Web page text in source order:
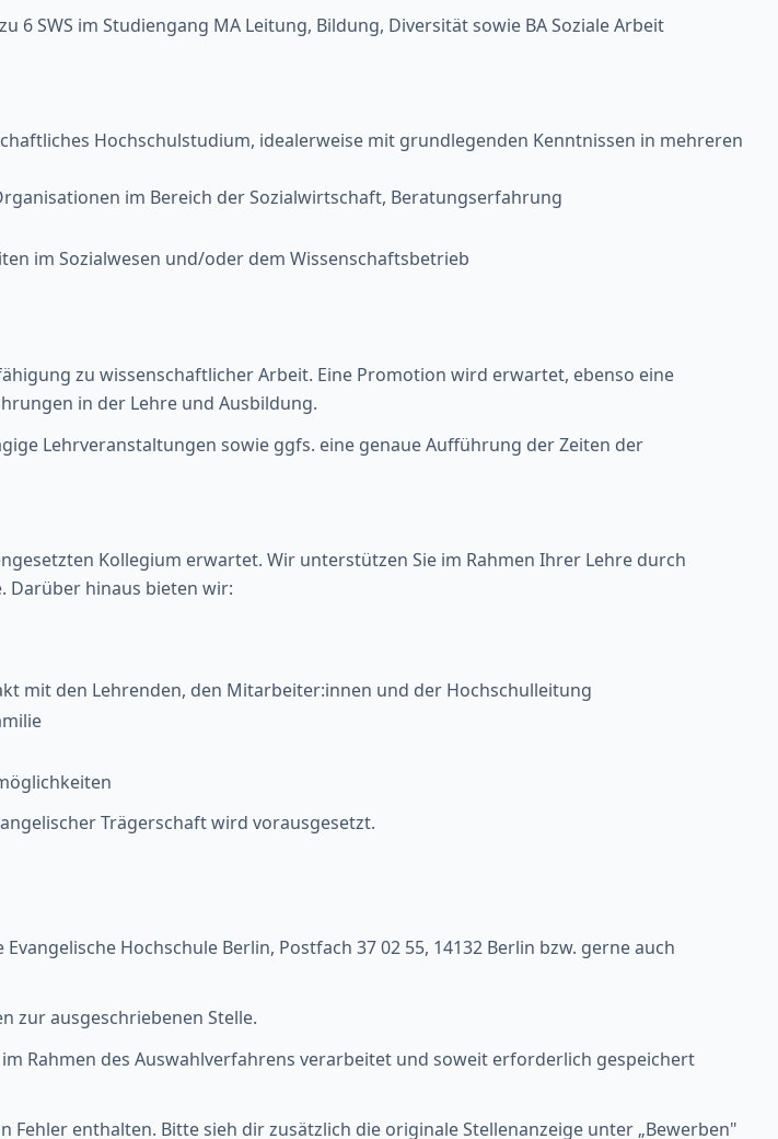
SWS im Studiengang MA Leitung, Bildung, Diversität sowie BA Soziale Arbeit
Hochschulstudium, idealerweise mit grundlegenden Kenntnissen in mehreren
im Bereich der Sozialwirtschaft, Beratungserfahrung
im Sozialwesen und/oder dem Wissenschaftsbetrieb
zu wissenschaftlicher Arbeit. Eine Promotion wird erwartet, ebenso eine
in der Lehre und Ausbildung.
Lehrveranstaltungen sowie ggfs. eine genaue Aufführung der Zeiten der
Kollegium erwartet. Wir unterstützen Sie im Rahmen Ihrer Lehre durch
Darüber hinaus bieten wir:
mit den Lehrenden, den Mitarbeiter:innen und der Hochschulleitung
Trägerschaft wird vorausgesetzt.
Hochschule Berlin, Postfach 37 02 55, 14132 Berlin bzw. gerne auch
zur ausgeschriebenen Stelle.
Rahmen des Auswahlverfahrens verarbeitet und soweit erforderlich gespeichert
enthalten. Bitte sieh dir zusätzlich die originale Stellenanzeige unter „Bewerben"